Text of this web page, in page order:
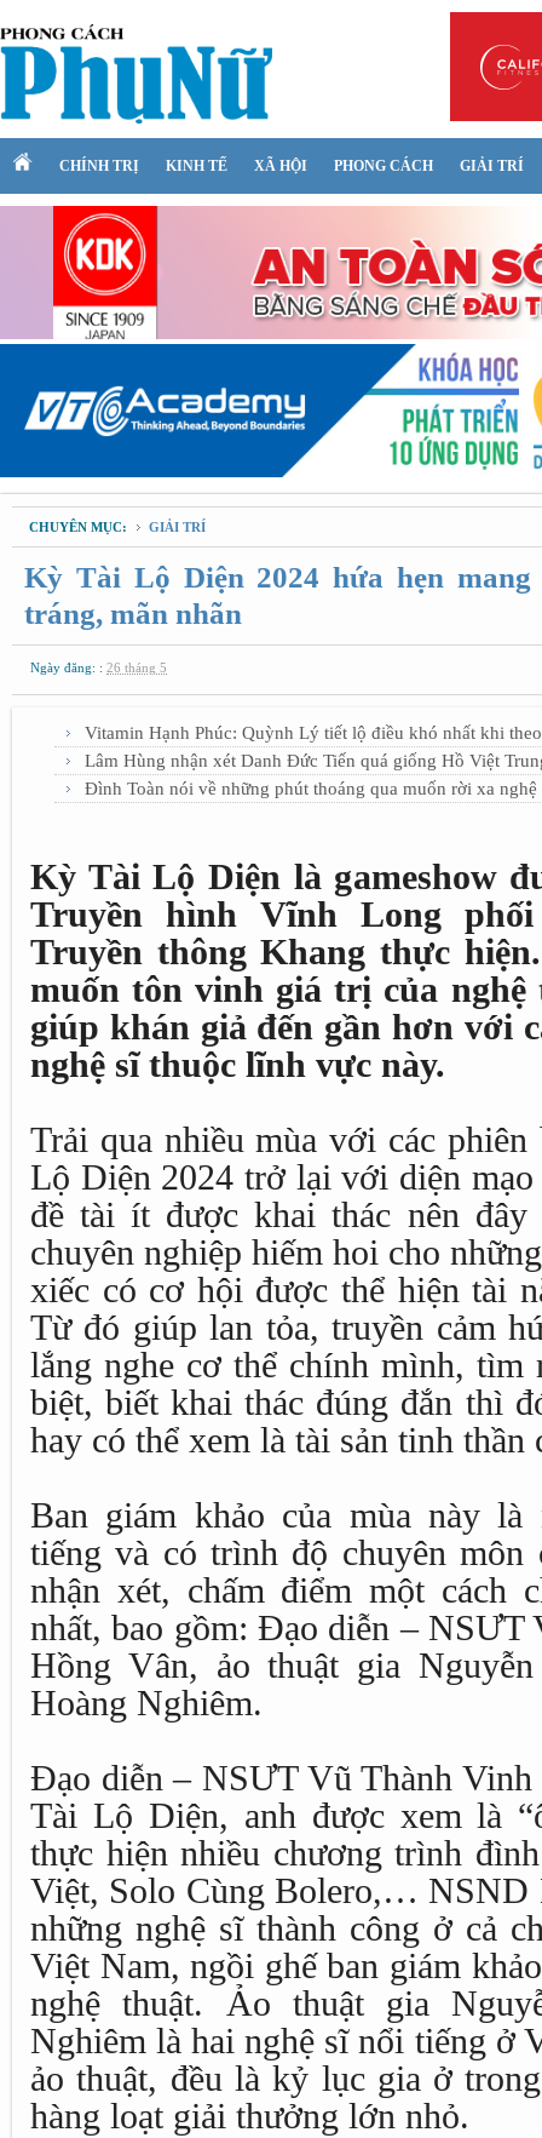
CHÍNH TRỊ KINH TẾ XÃ HỘI PHONG CÁCH GIẢI TRÍ
CHUYÊN MỤC: GIẢI TRÍ
Kỳ Tài Lộ Diện 2024 hứa hẹn mang
tráng, mãn nhãn
Ngày đăng: : 26 tháng 5
Vitamin Hạnh Phúc: Quỳnh Lý tiết lộ điều khó nhất khi
Lâm Hùng nhận xét Danh Đức Tiến quá giống Hồ Việt
Đình Toàn nói về những phút thoáng qua muốn rời xa nghệ
Kỳ Tài Lộ Diện là gameshow
Truyền hình Vĩnh Long
Truyền thông Khang thực
muốn tôn vinh giá trị của nghệ
giúp khán giả đến gần hơn với
nghệ sĩ thuộc lĩnh vực này.
Trải qua nhiều mùa với các
Lộ Diện 2024 trở lại với diện
đề tài ít được khai thác nên
chuyên nghiệp hiếm hoi cho
xiếc có cơ hội được thể hiện tài
Từ đó giúp lan tỏa, truyền cảm
lắng nghe cơ thể chính mình, tìm
biệt, biết khai thác đúng đắn thì
hay có thể xem là tài sản tinh
Ban giám khảo của mùa này
tiếng và có trình độ chuyên môn
nhận xét, chấm điểm một cách
nhất, bao gồm: Đạo diễn –
Hồng Vân, ảo thuật gia
Hoàng Nghiêm.
Đạo diễn – NSƯT Vũ Thành Vinh
Tài Lộ Diện, anh được xem là
thực hiện nhiều chương trình
Việt, Solo Cùng Bolero,… NSND
những nghệ sĩ thành công ở cả
Việt Nam, ngồi ghế ban giám
nghệ thuật. Ảo thuật gia
Nghiêm là hai nghệ sĩ nổi tiếng ở
ảo thuật, đều là kỷ lục gia ở
hàng loạt giải thưởng lớn nhỏ.